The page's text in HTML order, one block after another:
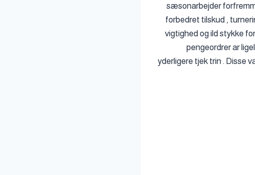
sæsonarbejder
forbedret tilskud ,
vigtighed og ild stykke
pengeordrer ar
yderligere tjek trin . Disse